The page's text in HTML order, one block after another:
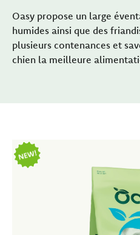
Oasy propose un large
humides ainsi que des
plusieurs contenances et
chien la meilleure